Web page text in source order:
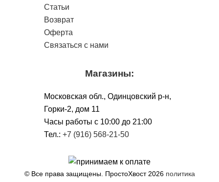
Статьи
Возврат
Оферта
Связаться с нами
Магазины:
Московская обл., Одинцовский р-н,
Горки-2, дом 11
Чacы работы с 10:00 до 21:00
Тел.:+7 (916) 568-21-50
© Все права защищены. ПростоХвост 2026 политика